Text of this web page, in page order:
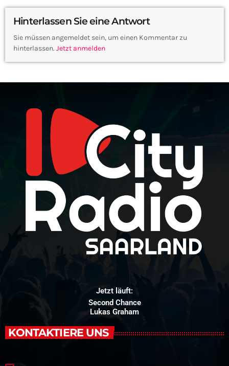
Hinterlassen Sie eine Antwort
Sie müssen angemeldet sein, um einen Kommentar zu
hinterlassen. Jetzt anmelden
Jetzt läuft:
Second Chance
Lukas Graham
KONTAKTIERE UNS